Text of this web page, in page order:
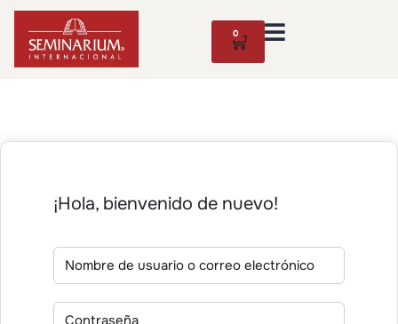
0
¡Hola, bienvenido de nuevo!